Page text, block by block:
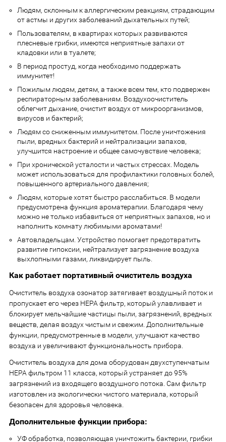
Людям, склонным к аллергическим реакциям, страдающим
от астмы и других заболеваний дыхательных путей;
Пользователям, в квартирах которых развиваются
плесневые грибки, имеются неприятные запахи от
кладовки или в туалете;
В период простуд, когда необходимо поддержать
иммунитет!
Пожилым людям, детям, а также всем тем, кто подвержен
респираторным заболеваниям. Воздухоочиститель
облегчит дыхание, очистит воздух от микроорганизмов,
вирусов и бактерий;
Людям со сниженным иммунитетом. После уничтожения
пыли, вредных бактерий и нейтрализации запахов,
улучшится настроение и общее самочувствие человека;
При хронической усталости и частых стрессах. Модель
может использоваться для профилактики головных болей,
повышенного артериального давления;
Людям, которые хотят быстро расслабиться. В модели
предусмотрена функция ароматерапии. Благодаря чему
можно не только избавиться от неприятных запахов, но и
наполнить комнату любимыми ароматами!
Автовладельцам. Устройство помогает предотвратить
развитие гипоксии, нейтрализует загрязнение воздуха
выхлопными газами, ликвидирует пыль.
Как работает портативный очиститель воздуха
Очиститель воздуха озонатор затягивает воздушный поток и
пропускает его через НЕРА фильтр, который улавливает и
блокирует мельчайшие частицы пыли, загрязнений, вредных
веществ, делая воздух чистым и свежим. Дополнительные
функции, предусмотренные в модели, улучшают качество
воздуха и увеличивают функциональность прибора.
Очиститель воздуха для дома оборудован двухступенчатым
НЕРА фильтром 11 класса, который устраняет до 95%
загрязнений из входящего воздушного потока. Сам фильтр
изготовлен из экологически чистого материала, который
безопасен для здоровья человека.
Дополнительные функции прибора:
УФ обработка, позволяющая уничтожить бактерии, грибки